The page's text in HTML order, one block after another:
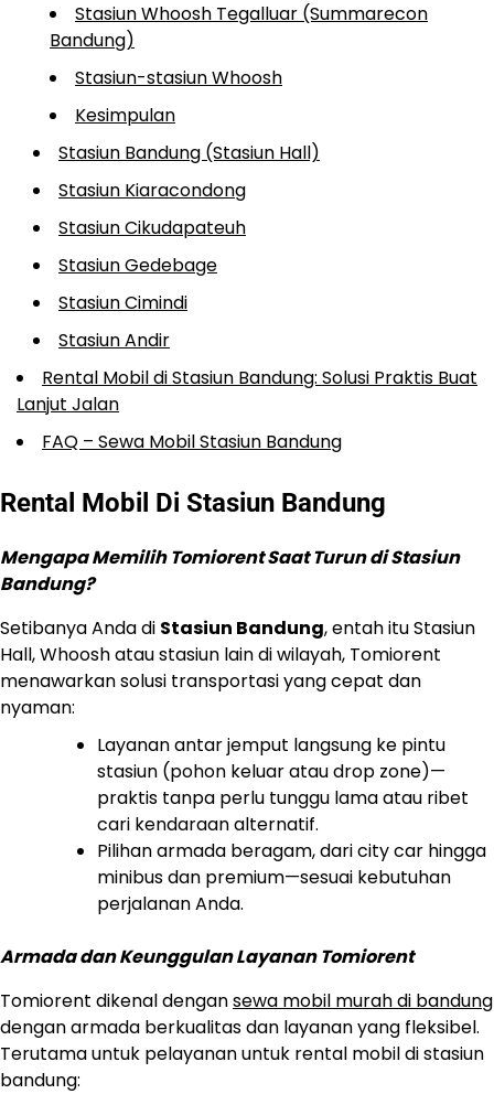
Stasiun Whoosh Tegalluar (Summarecon
Bandung)
Stasiun-stasiun Whoosh
Kesimpulan
Stasiun Bandung (Stasiun Hall)
Stasiun Kiaracondong
Stasiun Cikudapateuh
Stasiun Gedebage
Stasiun Cimindi
Stasiun Andir
Rental Mobil di Stasiun Bandung: Solusi Praktis Buat
Lanjut Jalan
FAQ – Sewa Mobil Stasiun Bandung
Rental Mobil Di Stasiun Bandung
Mengapa Memilih Tomiorent Saat Turun di Stasiun
Bandung?
Setibanya Anda di Stasiun Bandung, entah itu Stasiun
Hall, Whoosh atau stasiun lain di wilayah, Tomiorent
menawarkan solusi transportasi yang cepat dan
nyaman:
Layanan antar jemput langsung ke pintu
stasiun (pohon keluar atau drop zone)—
praktis tanpa perlu tunggu lama atau ribet
cari kendaraan alternatif.
Pilihan armada beragam, dari city car hingga
minibus dan premium—sesuai kebutuhan
perjalanan Anda.
Armada dan Keunggulan Layanan Tomiorent
Tomiorent dikenal dengansewa mobil murah di bandung
dengan armada berkualitas dan layanan yang fleksibel.
Terutama untuk pelayanan untuk rental mobil di stasiun
bandung: